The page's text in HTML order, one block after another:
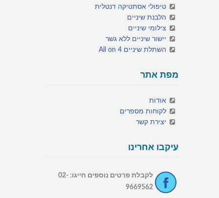
טיפולי אסתטיקה דנטלית
הלבנת שיניים
צילומי שיניים
יישור שיניים ללא גשר
השתלת שיניים All on 4
מפת אתר
אודות
לקוחות מספרים
יצירת קשר
עיקבו אחרינו
לקבלת פרטים נוספים חייגו: 02-
9669562